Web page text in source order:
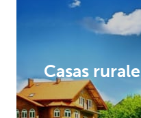
Casas